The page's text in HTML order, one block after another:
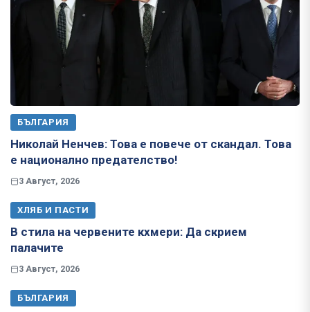
БЪЛГАРИЯ
Николай Ненчев: Това е повече от скандал. Това
е национално предателство!
3 Август, 2026
ХЛЯБ И ПАСТИ
В стила на червените кхмери: Да скрием
палачите
3 Август, 2026
БЪЛГАРИЯ